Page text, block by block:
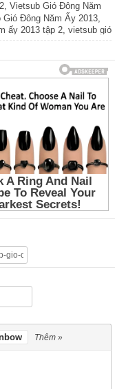
, Vietsub Gió Đông Năm
Gió Đông Năm Ấy 2013
ấy 2013 tập 2 vietsub gió
vietsub gió đông năm ấy
The Wind Blows 2013
Vietsub That Winter
Blows 2013,Vietsub
Tập 2
Ấy 2013, Gió Đông
năm ấy tập 2,gió đông năm
That Winter The Wind Blows
, That Winter The Wind
Winter The Wind Blows,
Hàn Quốc ,Vietsub Gio
Ay Tap 2,Vietsub Gio
,Vietsub Gio Dong Nam
2,Vietsub That Winter
2,Gio Dong Nam Ay
,Gio Dong Nam Ay,
Thêm »